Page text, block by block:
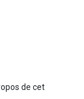
de cet